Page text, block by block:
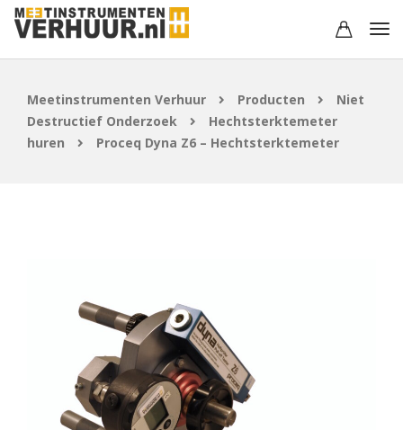
Meetinstrumenten Verhuur Producten
Niet
Destructief Onderzoek
Hechtsterktemeter
huren
Proceq Dyna Z6 – Hechtsterktemeter